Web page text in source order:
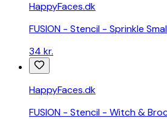
HappyFaces.dk
FUSION - Stencil - Sprinkle
34 kr.
HappyFaces.dk
FUSION - Stencil - Witch &